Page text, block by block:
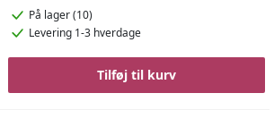
På lager (10)
Levering 1-3 hverdage
Tilføj til kurv